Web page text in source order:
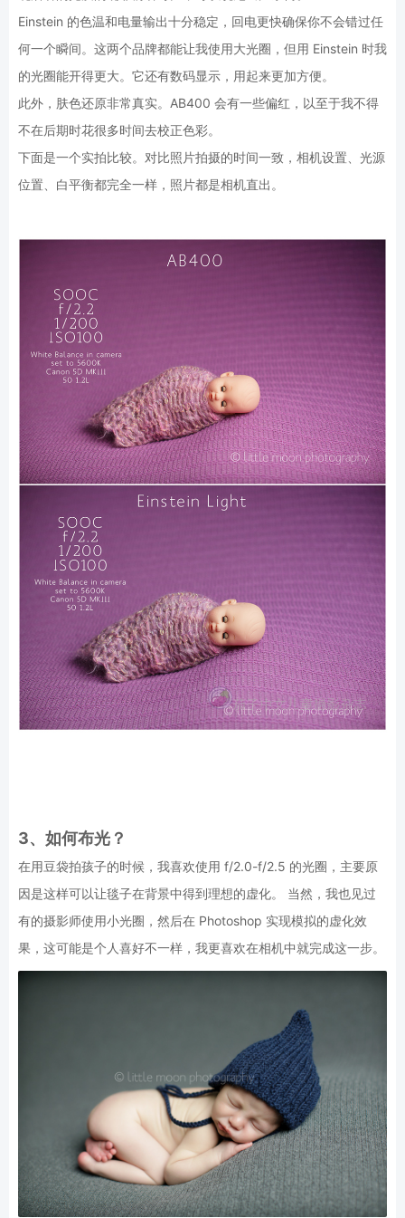
Einstein 的色温和电量输出十分稳定，回电更快确保你不会错过任
何一个瞬间。这两个品牌都能让我使用大光圈，但用 Einstein 时我
的光圈能开得更大。它还有数码显示，用起来更加方便。
此外，肤色还原非常真实。AB400 会有一些偏红，以至于我不得
不在后期时花很多时间去校正色彩。
下面是一个实拍比较。对比照片拍摄的时间一致，相机设置、光源
位置、白平衡都完全一样，照片都是相机直出。
3、如何布光？
在用豆袋拍孩子的时候，我喜欢使用 f/2.0-f/2.5 的光圈，主要原
因是这样可以让毯子在背景中得到理想的虚化。 当然，我也见过
有的摄影师使用小光圈，然后在 Photoshop 实现模拟的虚化效
果，这可能是个人喜好不一样，我更喜欢在相机中就完成这一步。